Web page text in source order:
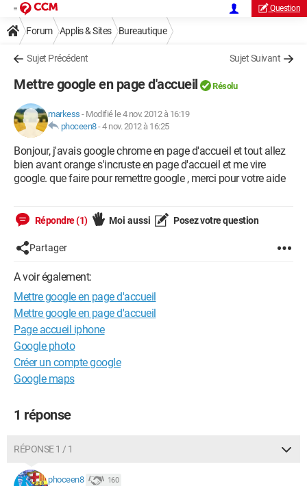
Question
Forum Applis & Sites Bureautique
Sujet Précédent Sujet Suivant
Mettre google en page d'accueil Résolu
markess - Modifié le 4 nov. 2012 à 16:19
phoceen8-4 nov. 2012 à 16:25
Bonjour, j'avais google chrome en page d'accueil et tout allez
bien avant orange s'incruste en page d'accueil et me vire
google. que faire pour remettre google , merci pour votre aide
Répondre (1) Moi aussi Posez votre question
Partager
A voir également:
Mettre google en page d'accueil
Mettre google en page d'accueil
Page accueil iphone
Google photo
Créer un compte google
Google maps
1 réponse
RÉPONSE 1 / 1
phoceen8 160